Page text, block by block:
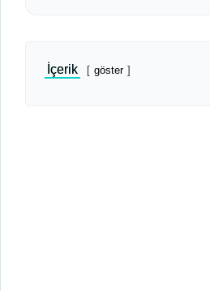
İçerik göster